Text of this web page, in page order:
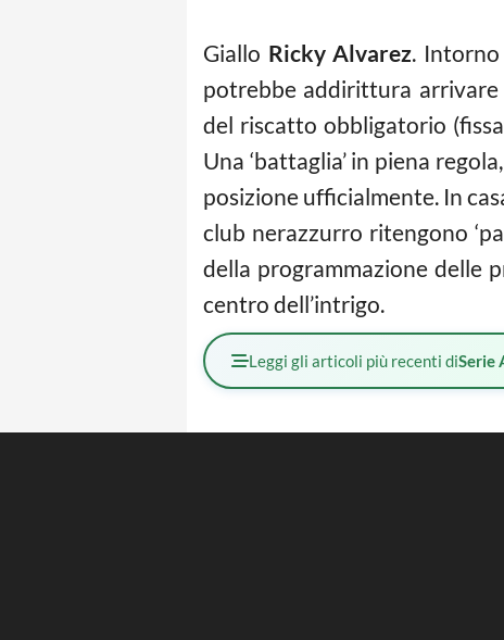
Giallo Ricky Alvarez.
potrebbe addirittura arrivare
del riscatto obbligatorio
Una ‘battaglia’ in piena
posizione ufficialmente. In
club nerazzurro ritengono
della programmazione delle
centro dell’intrigo.
Leggi gli articoli più recenti diSerie